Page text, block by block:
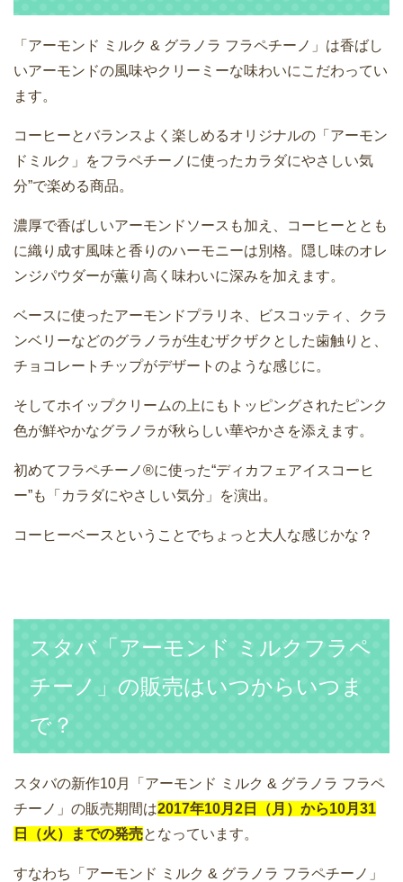
「アーモンド ミルク & グラノラ フラペチーノ」は香ばし
いアーモンドの風味やクリーミーな味わいにこだわってい
ます。
コーヒーとバランスよく楽しめるオリジナルの「アーモン
ドミルク」をフラペチーノに使ったカラダにやさしい気
分”で楽める商品。
濃厚で香ばしいアーモンドソースも加え、コーヒーととも
に織り成す風味と香りのハーモニーは別格。隠し味のオレ
ンジパウダーが薫り高く味わいに深みを加えます。
ベースに使ったアーモンドプラリネ、ビスコッティ、クラ
ンベリーなどのグラノラが生むザクザクとした歯触りと、
チョコレートチップがデザートのような感じに。
そしてホイップクリームの上にもトッピングされたピンク
色が鮮やかなグラノラが秋らしい華やかさを添えます。
初めてフラペチーノ®に使った“ディカフェアイスコーヒ
ー”も「カラダにやさしい気分」を演出。
コーヒーベースということでちょっと大人な感じかな？
スタバ「アーモンド ミルクフラペ
チーノ」の販売はいつからいつま
で？
スタバの新作10月「アーモンド ミルク & グラノラ フラペ
チーノ」の販売期間は2017年10月2日（月）から10月31
日（火）までの発売となっています。
すなわち「アーモンド ミルク & グラノラ フラペチーノ」